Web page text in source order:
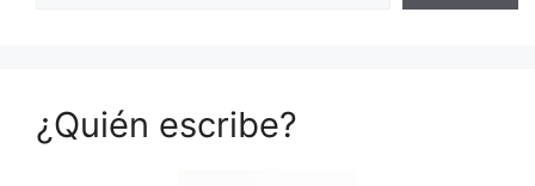
¿Quién escribe?